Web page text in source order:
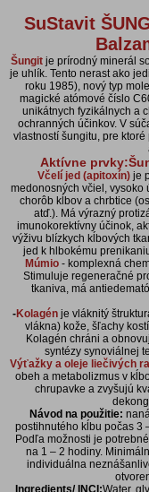
SuStavit
Šungit je prírodný minerál
je uhlík. Tento nerast ako
roku 1985), nový typ
magické atómové číslo
unikátnych fyzikálnych a
ochranných účinkov. V
vlastností šungitu, pre
Aktívne
Včelí jed (apitoxín) je
medonosných včiel,
chorôb kĺbov a chrbtice
atď.). Má výrazný
imunokorektívny účinok,
výživu blízkych kĺbových
jed k hlbokému
Múmio - komplexná
Stimuluje regeneračné
tkaniva, má
-Kolagén je vláknitý
vlákna) kože, šľachy
Kolagén chráni a
syntézy synoviálnej
Výťažky a oleje liečivých
obeh a metabolizmus v
chrupavke a zvyšujú
Návod na použitie:
postihnutého kĺbu počas 3
Podľa možnosti je
na 1 – 2 hodiny.
individuálna
Ingredients/ INCI:Water,